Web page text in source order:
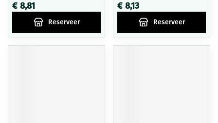
€ 8,81
Reserveer
€ 8,13
Reserveer